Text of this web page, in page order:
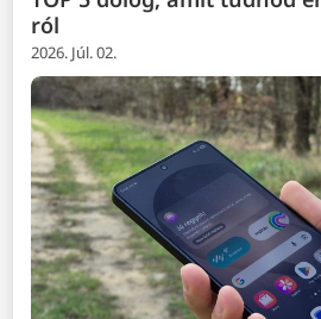
ról
2026. Júl. 02.